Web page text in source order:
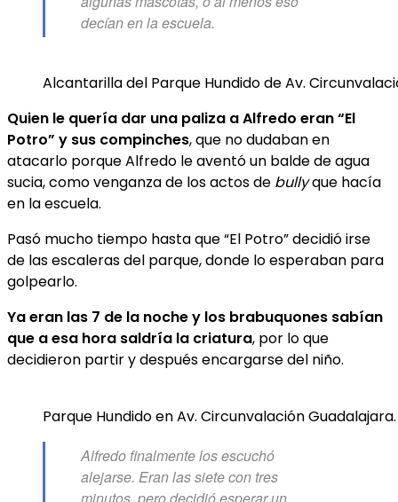
decían en la escuela.
Alcantarilla del Parque Hundido de Av.
Quien le quería dar una paliza a Alfredo eran “El
Potro” y sus compinches, que no dudaban en
atacarlo porque Alfredo le aventó un balde de agua
sucia, como venganza de los actos de bullyque hacía
en la escuela.
Pasó mucho tiempo hasta que “El Potro” decidió irse
de las escaleras del parque, donde lo esperaban para
golpearlo.
Ya eran las 7 de la noche y los brabuquones sabían
que a esa hora saldría la criatura, por lo que
decidieron partir y después encargarse del niño.
Parque Hundido en Av. Circunvalación
Alfredo finalmente los escuchó
alejarse. Eran las siete con tres
minutos, pero decidió esperar un